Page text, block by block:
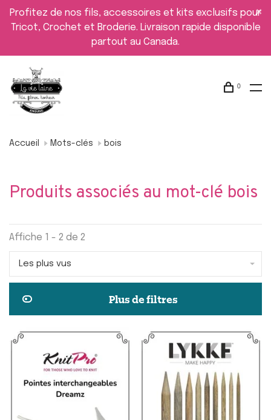
Profitez de nos fils, accessoires et kits exclusifs pour
Tricot, Crochet et Broderie. Livraison rapide disponible
partout au Canada.
0
Accueil Mots-clés bois
Produits associés au mot-clé bois
Affiche 1 - 2 de 2
Les plus vus
Plus de filtres